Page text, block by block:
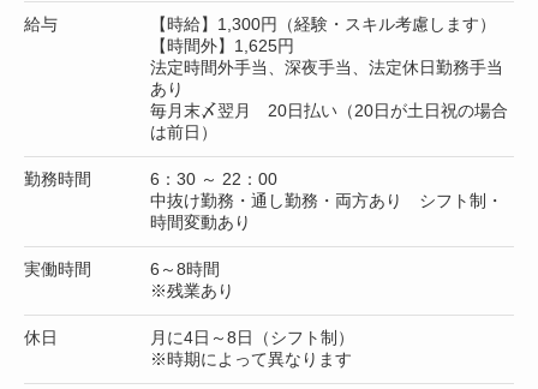
給与
【時給】1,300円（経験・スキル考慮します）
【時間外】1,625円
法定時間外手当、深夜手当、法定休日勤務手当
あり
毎月末〆翌月 20日払い（20日が土日祝の場合
は前日）
勤務時間
6：30 ～ 22：00
中抜け勤務・通し勤務・両方あり シフト制・
時間変動あり
実働時間
6～8時間
※残業あり
休日
月に4日～8日（シフト制）
※時期によって異なります